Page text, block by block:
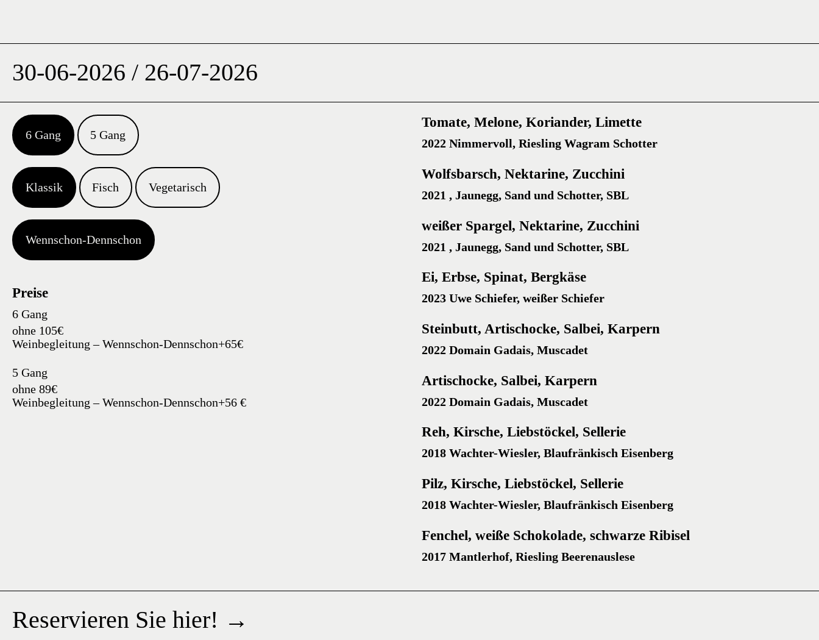
30-06-2026 / 26-07-2026
6 Gang 5 Gang
Klassik Fisch Vegetarisch
Wennschon-Dennschon
Preise
6 Gang
ohne 105€
Weinbegleitung – Wennschon-Dennschon+65€
5 Gang
ohne 89€
Weinbegleitung – Wennschon-Dennschon+56 €
Tomate, Melone, Koriander, Limette
2022 Nimmervoll, Riesling Wagram Schotter
Wolfsbarsch, Nektarine, Zucchini
2021 , Jaunegg, Sand und Schotter, SBL
weißer Spargel, Nektarine, Zucchini
2021 , Jaunegg, Sand und Schotter, SBL
Ei, Erbse, Spinat, Bergkäse
2023 Uwe Schiefer, weißer Schiefer
Steinbutt, Artischocke, Salbei, Karpern
2022 Domain Gadais, Muscadet
Artischocke, Salbei, Karpern
2022 Domain Gadais, Muscadet
Reh, Kirsche, Liebstöckel, Sellerie
2018 Wachter-Wiesler, Blaufränkisch Eisenberg
Pilz, Kirsche, Liebstöckel, Sellerie
2018 Wachter-Wiesler, Blaufränkisch Eisenberg
Fenchel, weiße Schokolade, schwarze Ribisel
2017 Mantlerhof, Riesling Beerenauslese
Reservieren Sie hier! →